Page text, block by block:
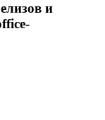
и